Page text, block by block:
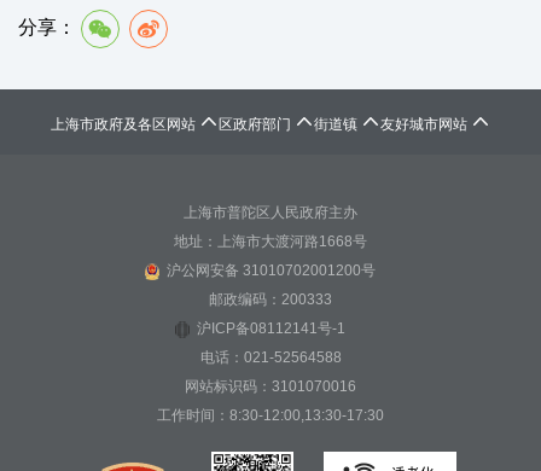
分享：
上海市政府及各区网站  区政府部门 街道镇 友好城市网站 
上海市普陀区人民政府主办
地址：上海市大渡河路1668号
沪公网安备 31010702001200号
邮政编码：200333
沪ICP备08112141号-1
电话：021-52564588
网站标识码：3101070016
工作时间：8:30-12:00,13:30-17:30